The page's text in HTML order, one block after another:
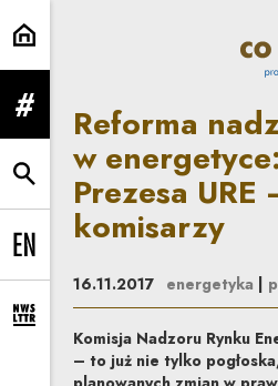
Reforma nadzoru
rozwiń menu
rozwiń wyszukiwarkę
Change language to EN
rozwiń formularz zapisu na newsletter
Reforma
w
Prezesa
komisarzy
16.11.2017 energetyka
Komisja Nadzoru Rynku
– to już nie tylko